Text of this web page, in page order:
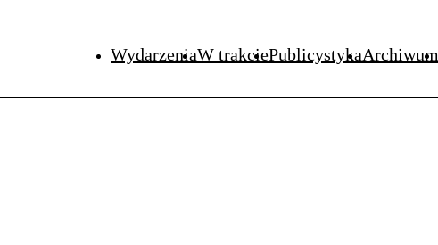
WydarzeniaW trakciePublicystykaArchiwum